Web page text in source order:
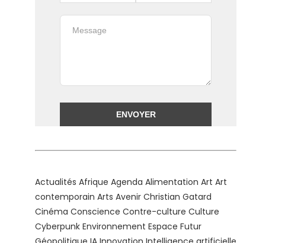
Actualités Afrique Agenda Alimentation Art Art
contemporain Arts Avenir Christian Gatard
Cinéma Conscience Contre-culture Culture
Cyberpunk Environnement Espace Futur